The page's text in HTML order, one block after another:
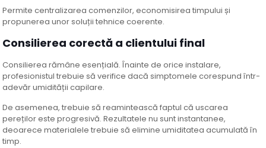
Permite centralizarea comenzilor, economisirea timpului și
propunerea unor soluții tehnice coerente.
Consilierea corectă a clientului final
Consilierea rămâne esențială. Înainte de orice instalare,
profesionistul trebuie să verifice dacă simptomele corespund într-
adevăr umidității capilare.
De asemenea, trebuie să reamintească faptul că uscarea
pereților este progresivă. Rezultatele nu sunt instantanee,
deoarece materialele trebuie să elimine umiditatea acumulată în
timp.